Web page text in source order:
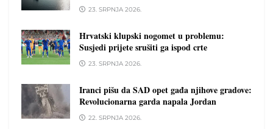
23. SRPNJA 2026.
Hrvatski klupski nogomet u problemu:
Susjedi prijete srušiti ga ispod crte
23. SRPNJA 2026.
Iranci pišu da SAD opet gađa njihove gradove:
Revolucionarna garda napala Jordan
22. SRPNJA 2026.